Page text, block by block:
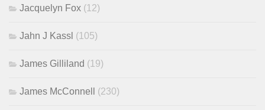
Jacquelyn Fox (12)
Jahn J Kassl (105)
James Gilliland (19)
James McConnell (230)